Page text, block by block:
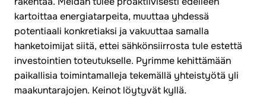
kartoittaa energiatarpeita, muuttaa yhdessä
potentiaali konkretiaksi ja vakuuttaa samalla
hanketoimijat siitä, ettei sähkönsiirrosta tule estettä
investointien toteutukselle. Pyrimme kehittämään
paikallisia toimintamalleja tekemällä yhteistyötä yli
maakuntarajojen. Keinot löytyvät kyllä.